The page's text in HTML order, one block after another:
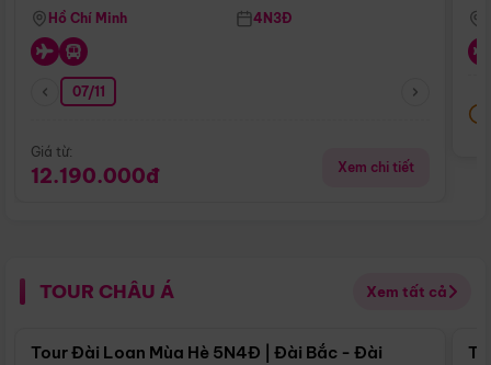
Hồ Chí Minh 4N3Đ
07/11
Giá từ:
12.190.000đ Xem chi tiết
TOUR CHÂU Á Xem tất cả
Điểm nổi bật
Tour Đài Loan Mùa Hè 5N4Đ | Đài Bắc - Đài